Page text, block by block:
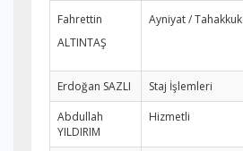
Fahrettin
ALTINTAŞ
Ayniyat / Tahakkuk
Erdoğan SAZLI Staj İşlemleri
Abdullah
YILDIRIM
Hizmetli